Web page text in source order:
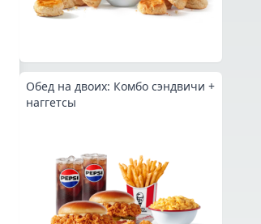
Обед на двоих: Комбо сэндвичи +
наггетсы